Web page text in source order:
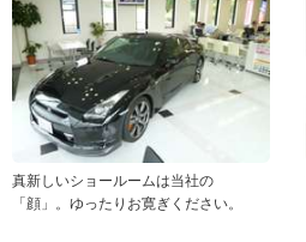
真新しいショールームは当社の
「顔」。ゆったりお寛ぎください。